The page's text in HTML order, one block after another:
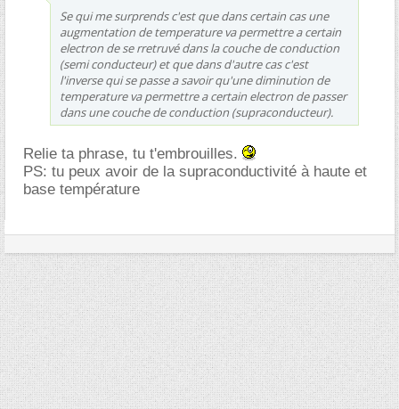
Se qui me surprends c'est que dans certain cas une
augmentation de temperature va permettre a certain
electron de se rretruvé dans la couche de conduction
(semi conducteur) et que dans d'autre cas c'est
l'inverse qui se passe a savoir qu'une diminution de
temperature va permettre a certain electron de passer
dans une couche de conduction (supraconducteur).
Relie ta phrase, tu t'embrouilles.
PS: tu peux avoir de la supraconductivité à haute et
base température